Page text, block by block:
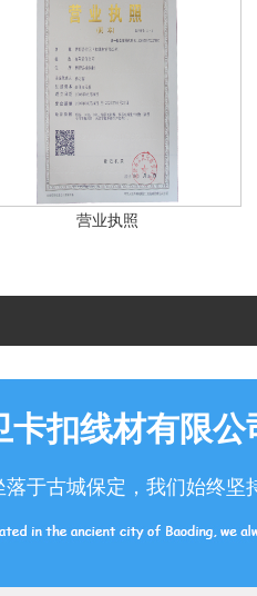
营业执照
卡扣线材有限公
落于古城保定，我们始终